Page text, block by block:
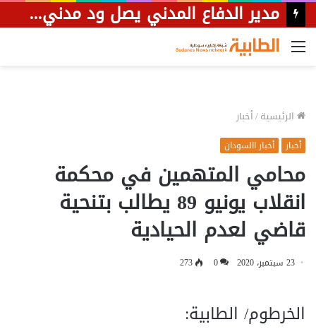
السعودية: تعيين اللواء عبدالله الشهري قائداً للتحالف البحري الدفاعي متعدد الجنسيات
القائمة
الرئيسية/أخبار
أخبار أخبار االسودان
محامي المتهمين في محكمة
انقلاب يونيو 89 يطالب بتنحية
قاضي لعدم الحيادية
23 سبتمبر، 2020 0
273
الخرطوم/ الطابية: